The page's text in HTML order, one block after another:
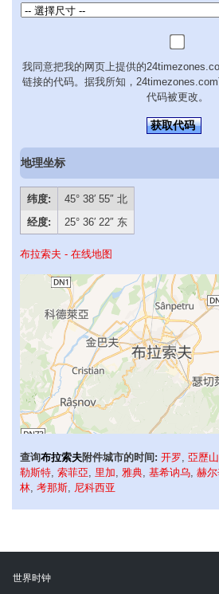
我同意把我的网页上提供的
链接的代码。据我所知，
代码被更改。
获取代码
地理坐标
纬度:
45° 38′ 55″ 北
经度:
25° 36′ 22″ 东
布拉索夫 - 在线地图
查询布拉索夫附件城市的时间: 开罗, 亞歷
勒斯特, 索菲亞, 里加, 雅典, 基希讷乌, 赫
林, 考那斯, 尼科西亚
世界时钟